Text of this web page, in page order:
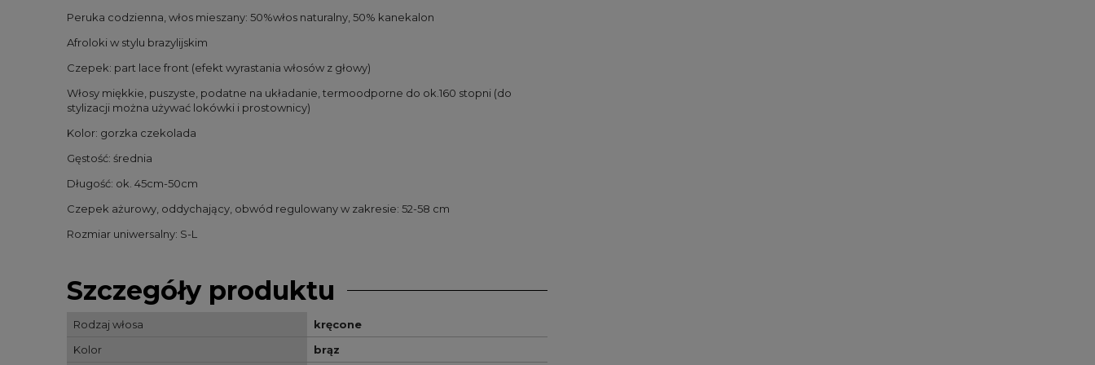
Peruka codzienna, włos mieszany: 50%włos naturalny, 50% kanekalon
Afroloki w stylu brazylijskim
Czepek: part lace front (efekt wyrastania włosów z głowy)
Włosy miękkie, puszyste, podatne na układanie, termoodporne do ok.160 stopni (do
stylizacji można używać lokówki i prostownicy)
Kolor: gorzka czekolada
Gęstość: średnia
Długość: ok. 45cm-50cm
Czepek ażurowy, oddychający, obwód regulowany w zakresie: 52-58 cm
Rozmiar uniwersalny: S-L
Szczegóły produktu
Rodzaj włosa
kręcone
Kolor
brąz